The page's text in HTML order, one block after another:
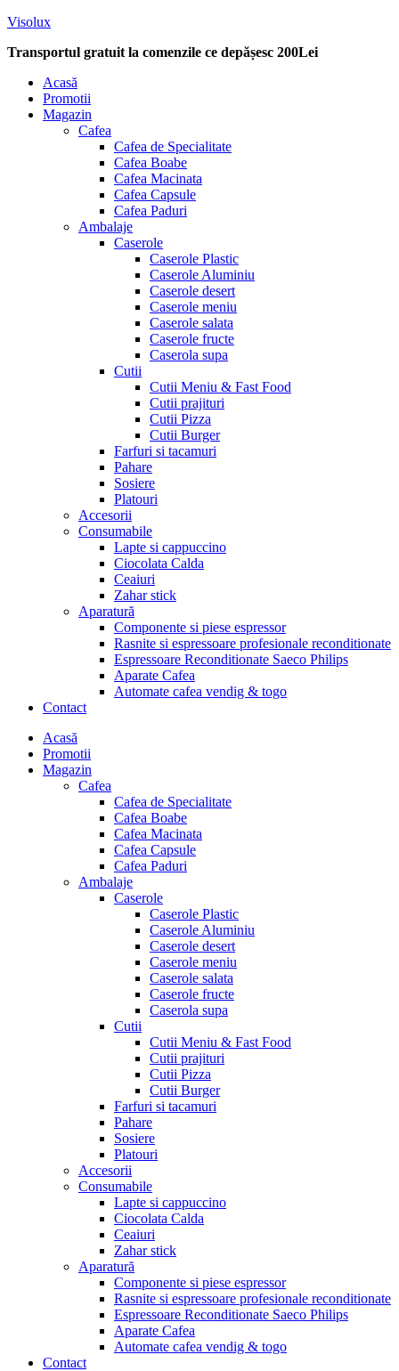
Visolux
Transportul gratuit la comenzile ce depășesc 200Lei
Menu
Acasă
Promotii
Magazin
Cafea
Cafea de Specialitate
Cafea Boabe
Cafea Macinata
Cafea Capsule
Cafea Paduri
Ambalaje
Caserole
Caserole Plastic
Caserole Aluminiu
Caserole desert
Caserole meniu
Caserole salata
Caserole fructe
Caserola supa
Cutii
Cutii Meniu & Fast Food
Cutii prajituri
Cutii Pizza
Cutii Burger
Farfuri si tacamuri
Pahare
Sosiere
Platouri
Accesorii
Consumabile
Lapte si cappuccino
Ciocolata Calda
Ceaiuri
Zahar stick
Aparatură
Componente si piese espressor
Rasnite si espressoare profesionale reconditionate
Espressoare Reconditionate Saeco Philips
Aparate Cafea
Automate cafea vendig & togo
Contact
Menu
Acasă
Promotii
Magazin
Cafea
Cafea de Specialitate
Cafea Boabe
Cafea Macinata
Cafea Capsule
Cafea Paduri
Ambalaje
Caserole
Caserole Plastic
Caserole Aluminiu
Caserole desert
Caserole meniu
Caserole salata
Caserole fructe
Caserola supa
Cutii
Cutii Meniu & Fast Food
Cutii prajituri
Cutii Pizza
Cutii Burger
Farfuri si tacamuri
Pahare
Sosiere
Platouri
Accesorii
Consumabile
Lapte si cappuccino
Ciocolata Calda
Ceaiuri
Zahar stick
Aparatură
Componente si piese espressor
Rasnite si espressoare profesionale reconditionate
Espressoare Reconditionate Saeco Philips
Aparate Cafea
Automate cafea vendig & togo
Contact